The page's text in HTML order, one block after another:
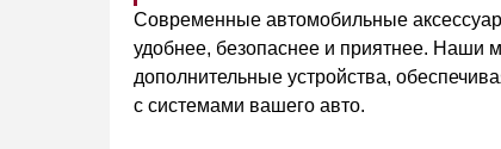
Современные автомобильные
удобнее, безопаснее и приятнее. Наши
дополнительные устройства,
с системами вашего авто.